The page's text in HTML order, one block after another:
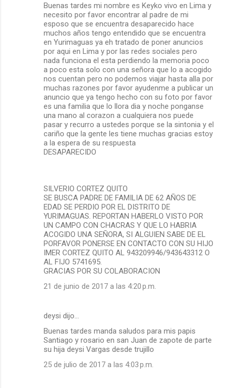
Buenas tardes mi nombre es Keyko vivo en Lima y
necesito por favor encontrar al padre de mi
esposo que se encuentra desaparecido hace
muchos años tengo entendido que se encuentra
en Yurimaguas ya eh tratado de poner anuncios
por aqui en Lima y por las redes sociales pero
nada funciona el esta perdiendo la memoria poco
a poco esta solo con una señora que lo a acogido
nos cuentan pero no podemos viajar hasta alla por
muchas razones por favor ayudenme a publicar un
anuncio que ya tengo hecho con su foto por favor
es una familia que lo llora dia y noche ponganse
una mano al corazon a cualquiera nos puede
pasar y recurro a ustedes porque se la sintonia y el
cariño que la gente les tiene muchas gracias estoy
a la espera de su respuesta
DESAPARECIDO
SILVERIO CORTEZ QUITO
SE BUSCA PADRE DE FAMILIA DE 62 AÑOS DE
EDAD SE PERDIO POR EL DISTRITO DE
YURIMAGUAS. REPORTAN HABERLO VISTO POR
UN CAMPO CON CHACRAS Y QUE LO HABRIA
ACOGIDO UNA SEÑORA, SI ALGUIEN SABE DE EL
PORFAVOR PONERSE EN CONTACTO CON SU HIJO
IMER CORTEZ QUITO AL 943209946/943643312 O
AL FIJO 5741695.
GRACIAS POR SU COLABORACION
21 de junio de 2017 a las 4:20 p.m.
deysi dijo…
Buenas tardes manda saludos para mis papis
Santiago y rosario en san Juan de zapote de parte
su hija deysi Vargas desde trujillo
25 de julio de 2017 a las 4:03 p.m.